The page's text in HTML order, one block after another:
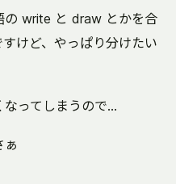
の write と draw とかを合
けど、やっぱり分けたい
ってしまうので...
ぁ